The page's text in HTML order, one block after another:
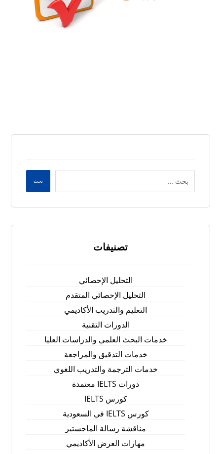
بحث
تصنيفات
التحليل الإحصائي
التحليل الإحصائي المتقدم
التعليم والتدريب الأكاديمي
الدورات التقنية
خدمات البحث العلمي والدراسات العليا
خدمات التدقيق والمراجعة
خدمات الترجمة والتدريب اللغوي
دورات IELTS معتمدة
كورس IELTS
كورس IELTS في السعودية
مناقشة رسالة الماجستير
مهارات العرض الأكاديمي